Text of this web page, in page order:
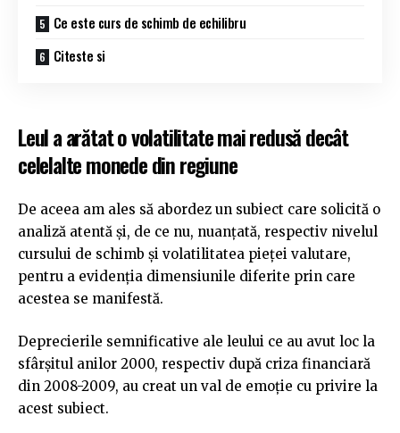
Ce este curs de schimb de echilibru
Citeste si
Leul a arătat o volatilitate mai redusă decât
celelalte monede din regiune
De aceea am ales să abordez un subiect care solicită o
analiză atentă și, de ce nu, nuanțată, respectiv nivelul
cursului de schimb și volatilitatea pieței valutare,
pentru a evidenția dimensiunile diferite prin care
acestea se manifestă.
Deprecierile semnificative ale leului ce au avut loc la
sfârșitul anilor 2000, respectiv după criza financiară
din 2008-2009, au creat un val de emoție cu privire la
acest subiect.